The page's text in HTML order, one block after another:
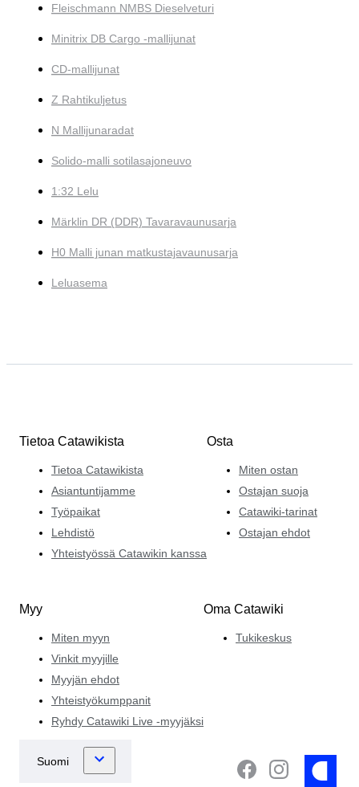
Fleischmann NMBS Dieselveturi
Minitrix DB Cargo -mallijunat
CD-mallijunat
Z Rahtikuljetus
N Mallijunaradat
Solido-malli sotilasajoneuvo
1:32 Lelu
Märklin DR (DDR) Tavaravaunusarja
H0 Malli junan matkustajavaunusarja
Leluasema
Tietoa Catawikista
Tietoa Catawikista
Asiantuntijamme
Työpaikat
Lehdistö
Yhteistyössä Catawikin kanssa
Osta
Miten ostan
Ostajan suoja
Catawiki-tarinat
Ostajan ehdot
Myy
Miten myyn
Vinkit myyjille
Myyjän ehdot
Yhteistyökumppanit
Ryhdy Catawiki Live -myyjäksi
Oma Catawiki
Tukikeskus